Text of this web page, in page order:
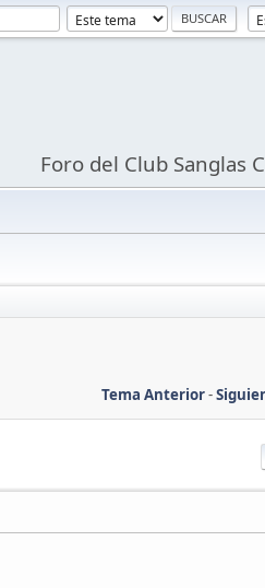
Foro del Club Sanglas
Tema Anterior-